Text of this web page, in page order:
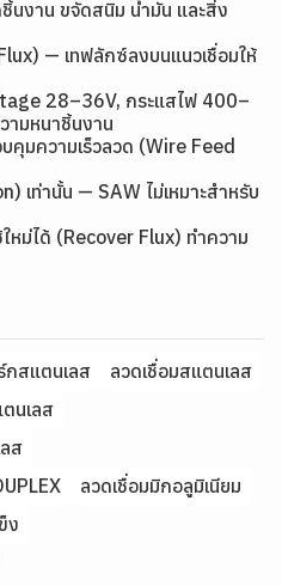
นงาน ขจัดสนิม น้ำมัน และสิ่ง
— เทฟลักซ์ลงบนแนวเชื่อมให้
28–36V, กระแสไฟ 400–
ามหนาชิ้นงาน
คุมความเร็วลวด (Wire Feed
เท่านั้น — SAW ไม่เหมาะสำหรับ
หม่ได้ (Recover Flux) ทำความ
กสแตนเลส
ลวดเชื่อมสแตนเลส
นเลส
ส
ลวดเชื่อมมิกอลูมิเนียม
ง